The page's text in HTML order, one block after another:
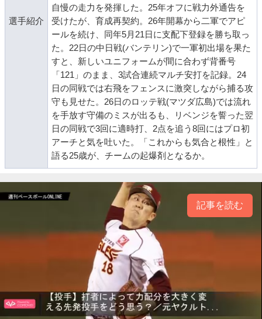
選手紹介
自慢の走力を発揮した。25年オフに戦力外通告を
受けたが、育成再契約。26年開幕から二軍でアピ
ールを続け、同年5月21日に支配下登録を勝ち取っ
た。22日の中日戦(バンテリン)で一軍初出場を果た
すと、新しいユニフォームが間に合わず背番号
「121」のまま、3試合連続マルチ安打を記録。24
日の同戦では右飛をフェンスに激突しながら捕る攻
守も見せた。26日のロッテ戦(マツダ広島)では流れ
を手放す守備のミスが出るも、リベンジを誓った翌
日の同戦で3回に適時打、2点を追う8回にはプロ初
アーチと気を吐いた。「これからも気合と根性」と
語る25歳が、チームの起爆剤となるか。
記事を読む